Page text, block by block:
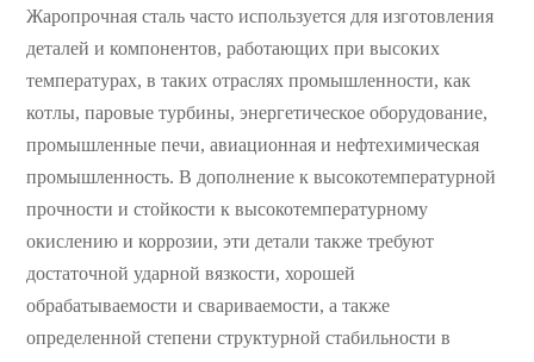
Жаропрочная сталь часто используется для изготовления
деталей и компонентов, работающих при высоких
температурах, в таких отраслях промышленности, как
котлы, паровые турбины, энергетическое оборудование,
промышленные печи, авиационная и нефтехимическая
промышленность. В дополнение к высокотемпературной
прочности и стойкости к высокотемпературному
окислению и коррозии, эти детали также требуют
достаточной ударной вязкости, хорошей
обрабатываемости и свариваемости, а также
определенной степени структурной стабильности в